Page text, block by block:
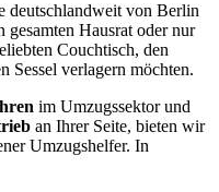
deutschlandweit von Berlin
Hausrat oder nur
Couchtisch, den
Sessel verlagern möchten.
im Umzugssektor und
an Ihrer Seite, bieten wir
Umzugshelfer. In